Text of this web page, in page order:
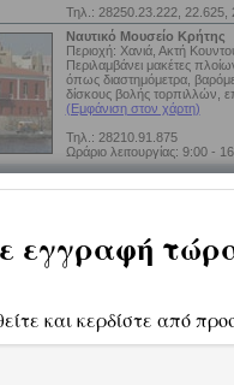
Τηλ.: 28250.23.222, 22.625,
Ναυτικό Μουσείο Κρήτης
Περιοχή: Χανιά, Ακτή
Περιλαμβάνει μακέτες
όπως διαστημόμετρα,
δίσκους βολής τορπιλλών,
(Εμφάνιση στον χάρτη)
Τηλ.: 28210.91.875
Ωράριο λειτουργίας: 9:00 -
διασκέδασης και αγορών στο